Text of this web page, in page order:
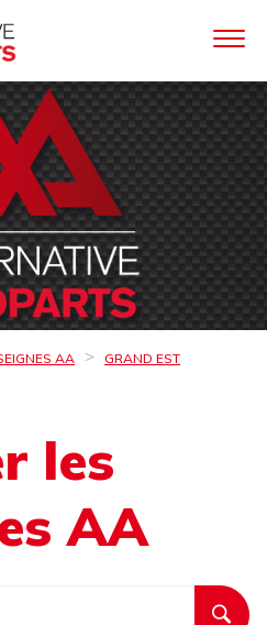
AA
GRAND EST
les
AA